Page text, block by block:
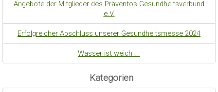
Angebote der Mitglieder des Präventos Gesundheitsverbund
e.V.
Erfolgreicher Abschluss unserer Gesundheitsmesse 2024
Wasser ist weich ...
Kategorien